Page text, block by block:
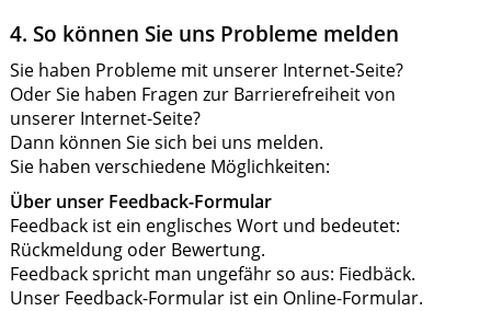
4. So können Sie uns Probleme melden
Sie haben Probleme mit unserer Internet-Seite?
Oder Sie haben Fragen zur Barrierefreiheit von
unserer Internet-Seite?
Dann können Sie sich bei uns melden.
Sie haben verschiedene Möglichkeiten:
Über unser Feedback-Formular
Feedback ist ein englisches Wort und bedeutet:
Rückmeldung oder Bewertung.
Feedback spricht man ungefähr so aus: Fiedbäck.
Unser Feedback-Formular ist ein Online-Formular.